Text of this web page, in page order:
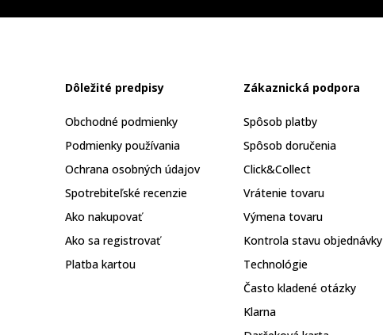
Dôležité predpisy
Obchodné podmienky
Podmienky používania
Ochrana osobných údajov
Spotrebiteľské recenzie
Ako nakupovať
Ako sa registrovať
Platba kartou
Zákaznická podpora
Spôsob platby
Spôsob doručenia
Click&Collect
Vrátenie tovaru
Výmena tovaru
Kontrola stavu objednávky
Technológie
Často kladené otázky
Klarna